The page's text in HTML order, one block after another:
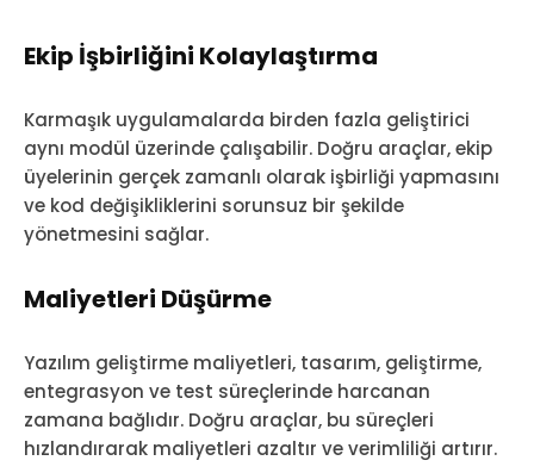
Ekip İşbirliğini Kolaylaştırma
Karmaşık uygulamalarda birden fazla geliştirici
aynı modül üzerinde çalışabilir. Doğru araçlar, ekip
üyelerinin gerçek zamanlı olarak işbirliği yapmasını
ve kod değişikliklerini sorunsuz bir şekilde
yönetmesini sağlar.
Maliyetleri Düşürme
Yazılım geliştirme maliyetleri, tasarım, geliştirme,
entegrasyon ve test süreçlerinde harcanan
zamana bağlıdır. Doğru araçlar, bu süreçleri
hızlandırarak maliyetleri azaltır ve verimliliği artırır.